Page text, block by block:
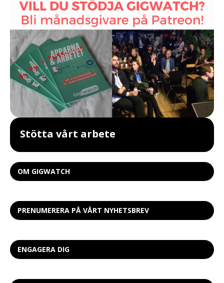
Stötta vårt arbete
OM GIGWATCH
PRENUMERERA PÅ VÅRT NYHETSBREV
ENGAGERA DIG